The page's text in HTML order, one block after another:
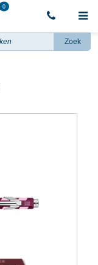
0
Zoek